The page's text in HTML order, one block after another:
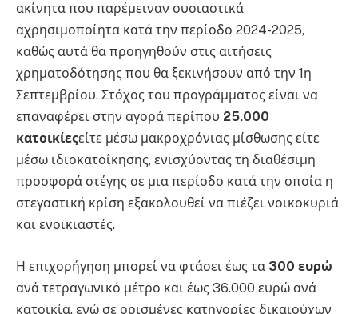
ακίνητα που παρέμειναν ουσιαστικά
αχρησιμοποίητα κατά την περίοδο 2024-2025,
καθώς αυτά θα προηγηθούν στις αιτήσεις
χρηματοδότησης που θα ξεκινήσουν από την 1η
Σεπτεμβρίου. Στόχος του προγράμματος είναι να
επαναφέρει στην αγορά περίπου 25.000
κατοικίεςείτε μέσω μακροχρόνιας μίσθωσης είτε
μέσω ιδιοκατοίκησης, ενισχύοντας τη διαθέσιμη
προσφορά στέγης σε μια περίοδο κατά την οποία η
στεγαστική κρίση εξακολουθεί να πιέζει νοικοκυριά
και ενοικιαστές.
Η επιχορήγηση μπορεί να φτάσει έως τα 300 ευρώ
ανά τετραγωνικό μέτρο και έως 36.000 ευρώ ανά
κατοικία, ενώ σε ορισμένες κατηγορίες δικαιούχων